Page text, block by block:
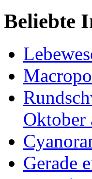
Beliebte
Oktober
Gerade